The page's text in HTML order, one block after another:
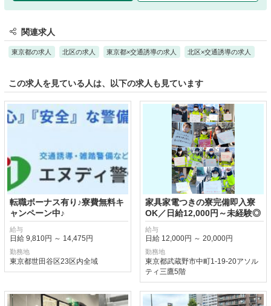
関連求人
東京都の求人 北区の求人 東京都×交通誘導の求人 北区×交通誘導の求人
この求人を見ている人は、以下の求人も見ています
転職ボーナス有り♪寮費無料キ
ャンペーン中♪
給与
日給 9,810円 ～ 14,475円
勤務地
東京都世田谷区23区内全域
家具家電つきの寮完備即入寮
OK／日給12,000円～未経験◎
給与
日給 12,000円 ～ 20,000円
勤務地
東京都武蔵野市中町1-19-20アソル
ティ三鷹5階